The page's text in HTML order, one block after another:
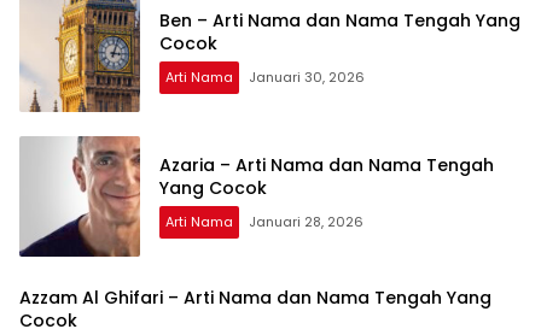
Ben – Arti Nama dan Nama Tengah Yang
Cocok
Arti Nama Januari 30, 2026
Azaria – Arti Nama dan Nama Tengah
Yang Cocok
Arti Nama Januari 28, 2026
Azzam Al Ghifari – Arti Nama dan Nama Tengah Yang
Cocok